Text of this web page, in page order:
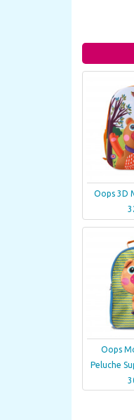
Oops 3D
Oops
Peluche